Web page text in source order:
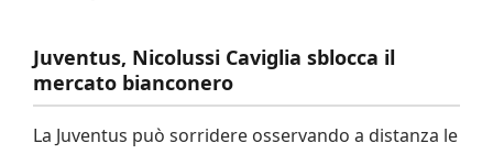
Juventus, Nicolussi Caviglia sblocca il
mercato bianconero
La Juventus può sorridere osservando a distanza le